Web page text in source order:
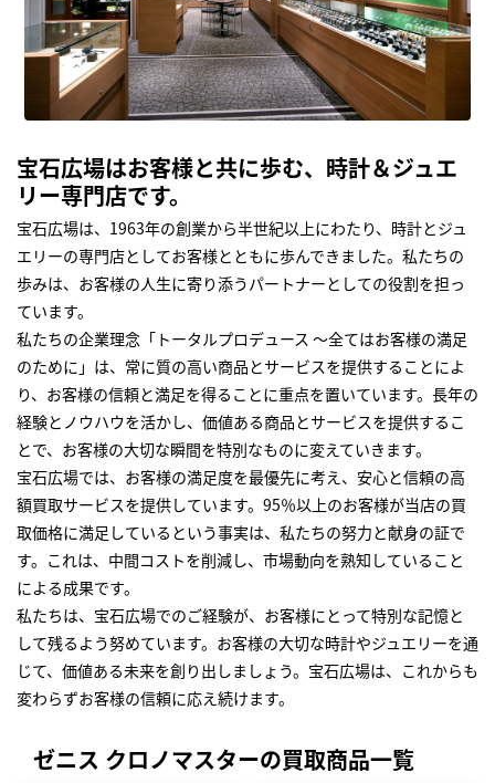
宝石広場はお客様と共に歩む、時計＆ジュエ
リー専門店です。
宝石広場は、1963年の創業から半世紀以上にわたり、時計とジュ
エリーの専門店としてお客様とともに歩んできました。私たちの
歩みは、お客様の人生に寄り添うパートナーとしての役割を担っ
ています。
私たちの企業理念「トータルプロデュース ～全てはお客様の満足
のために」は、常に質の高い商品とサービスを提供することによ
り、お客様の信頼と満足を得ることに重点を置いています。長年の
経験とノウハウを活かし、価値ある商品とサービスを提供するこ
とで、お客様の大切な瞬間を特別なものに変えていきます。
宝石広場では、お客様の満足度を最優先に考え、安心と信頼の高
額買取サービスを提供しています。95％以上のお客様が当店の買
取価格に満足しているという事実は、私たちの努力と献身の証で
す。これは、中間コストを削減し、市場動向を熟知していること
による成果です。
私たちは、宝石広場でのご経験が、お客様にとって特別な記憶と
して残るよう努めています。お客様の大切な時計やジュエリーを通
じて、価値ある未来を創り出しましょう。宝石広場は、これからも
変わらずお客様の信頼に応え続けます。
ゼニス クロノマスターの買取商品一覧